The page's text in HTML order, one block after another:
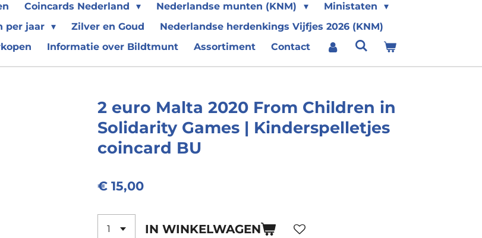
Coincards Nederland Nederlandse munten (KNM)
Ministaten
per jaar Zilver en Goud
Nederlandse herdenkings Vijfjes 2026 (KNM)
Informatie over Bildtmunt Assortiment Contact
2 euro Malta 2020 From Children in
Solidarity Games | Kinderspelletjes
coincard BU
€ 15,00
IN WINKELWAGEN